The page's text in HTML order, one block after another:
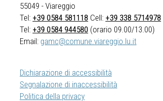
55049 - Viareggio
Tel: +39 0584 581118 Cell: +39 338 5714978
Tel: +39 0584 944580 (orario 09.00/13.00)
Email: gamc@comune.viareggio.lu.it
Dichiarazione di accessibilità
Segnalazione di inaccessibilità
Politica della privacy